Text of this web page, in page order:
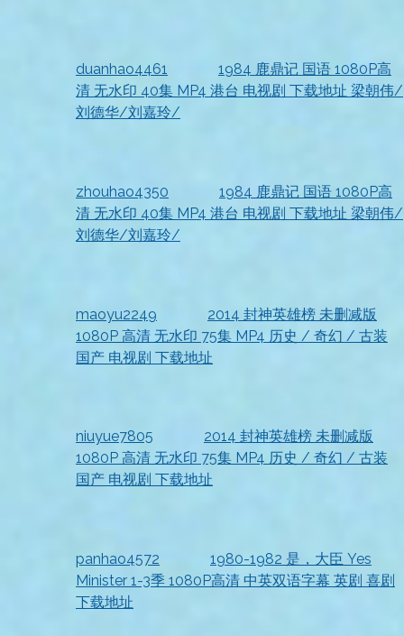
duanhao4461
1984 鹿鼎记 国语 1080P高
清 无水印 40集 MP4 港台 电视剧 下载地址 梁朝伟/
刘德华/刘嘉玲/
zhouhao4350
1984 鹿鼎记 国语 1080P高
清 无水印 40集 MP4 港台 电视剧 下载地址 梁朝伟/
刘德华/刘嘉玲/
maoyu2249
2014 封神英雄榜 未删减版
1080P 高清 无水印 75集 MP4 历史 / 奇幻 / 古装
国产 电视剧 下载地址
niuyue7805
2014 封神英雄榜 未删减版
1080P 高清 无水印 75集 MP4 历史 / 奇幻 / 古装
国产 电视剧 下载地址
panhao4572
1980-1982 是，大臣 Yes
Minister 1-3季 1080P高清 中英双语字幕 英剧 喜剧
下载地址